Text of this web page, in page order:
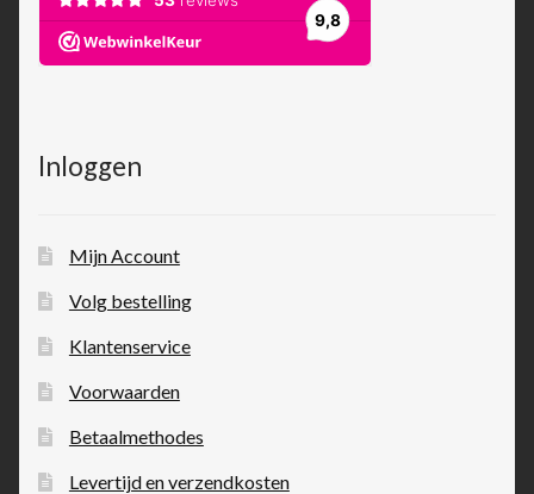
Inloggen
Mijn Account
Volg bestelling
Klantenservice
Voorwaarden
Betaalmethodes
Levertijd en verzendkosten